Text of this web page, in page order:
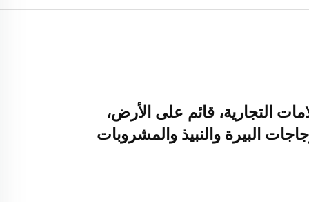
التجارية، قائم على الأرض،
البيرة والنبيذ والمشروبات